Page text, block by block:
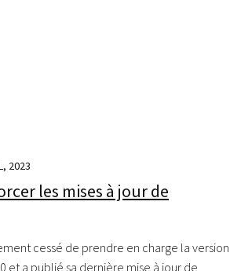
2023
les mises à jour de
cessé de prendre en charge la version
et a publié sa dernière mise à jour de